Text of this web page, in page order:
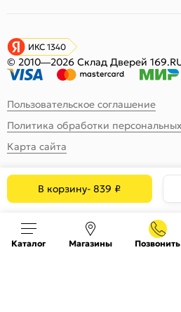
В корзину-839 ₽
ИКС 1340
© 2010—2026 Склад Дверей
Пользовательское соглашение
Политика обработки
Карта сайта
Каталог Магазины Позвонить